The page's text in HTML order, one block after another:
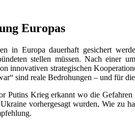
Europas
in Europa dauerhaft gesichert
stellen müssen. Nach einer
innovativen strategischen
sind reale Bedrohungen – und für
Krieg erkannt wo die
vorhergesagt wurden, Wie zu